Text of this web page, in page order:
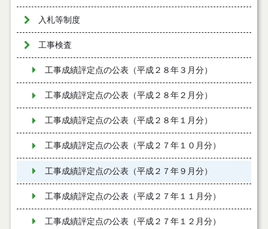
入札等制度
工事検査
工事成績評定点の公表（平成２８年３月分）
工事成績評定点の公表（平成２８年２月分）
工事成績評定点の公表（平成２８年１月分）
工事成績評定点の公表（平成２７年１０月分）
工事成績評定点の公表（平成２７年９月分）
工事成績評定点の公表（平成２７年１１月分）
工事成績評定点の公表（平成２７年１２月分）